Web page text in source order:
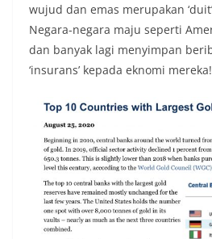
wujud dan emas merupakan
Negara-negara maju seperti
dan banyak lagi menyimpan
‘insurans’ kepada eknomi mereka!